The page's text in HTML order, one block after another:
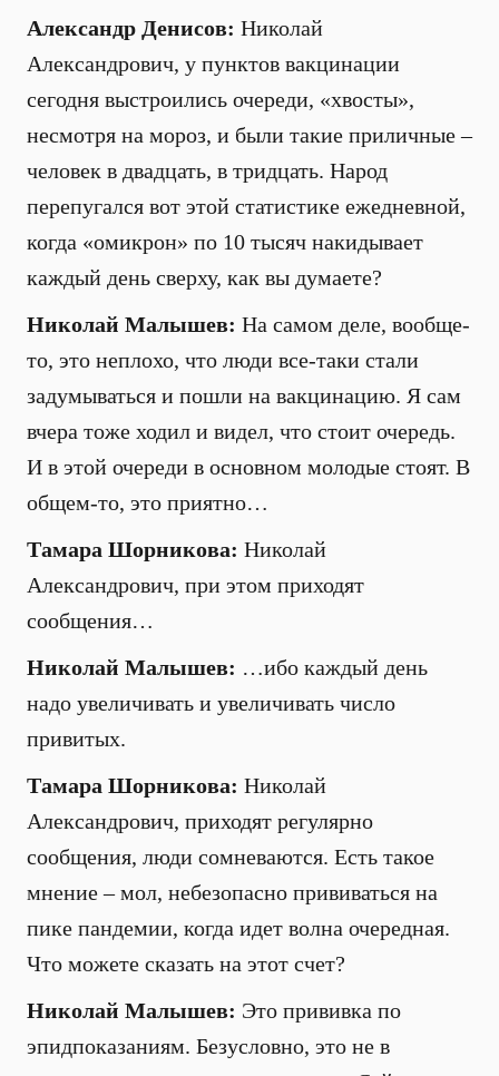
Александр Денисов: Николай
Александрович, у пунктов вакцинации
сегодня выстроились очереди, «хвосты»,
несмотря на мороз, и были такие приличные –
человек в двадцать, в тридцать. Народ
перепугался вот этой статистике ежедневной,
когда «омикрон» по 10 тысяч накидывает
каждый день сверху, как вы думаете?
Николай Малышев: На самом деле, вообще-
то, это неплохо, что люди все-таки стали
задумываться и пошли на вакцинацию. Я сам
вчера тоже ходил и видел, что стоит очередь.
И в этой очереди в основном молодые стоят. В
общем-то, это приятно…
Тамара Шорникова: Николай
Александрович, при этом приходят
сообщения…
Николай Малышев: …ибо каждый день
надо увеличивать и увеличивать число
привитых.
Тамара Шорникова: Николай
Александрович, приходят регулярно
сообщения, люди сомневаются. Есть такое
мнение – мол, небезопасно прививаться на
пике пандемии, когда идет волна очередная.
Что можете сказать на этот счет?
Николай Малышев: Это прививка по
эпидпоказаниям. Безусловно, это не в